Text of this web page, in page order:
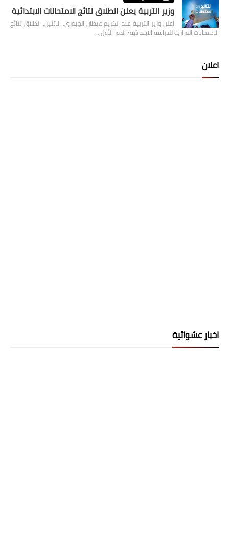
وزير التربية يعلن انطلاق نتائج الامتحانات الابتدائية
أعلن وزير التربية عبد الكريم عبطان الجبوري، الاثنين، انطلاق نتائج
الامتحانات الوزارية للدراسة الابتدائية/ الدور الأول…
اعلان
اخبار عشوائية